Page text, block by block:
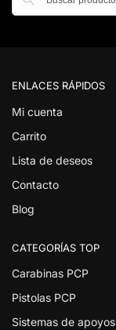
ENLACES RÁPIDOS
Mi cuenta
Carrito
Lista de deseos
Contacto
Blog
CATEGORÍAS TOP
Carabinas PCP
Pistolas PCP
Sistemas de apoyos